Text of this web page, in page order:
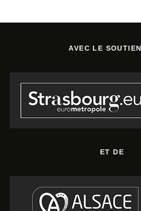
AVEC LE
ET DE